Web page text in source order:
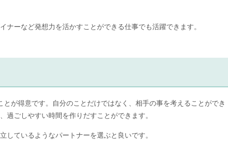
ナーなど発想力を活かすことができる仕事でも活躍できます。
とが得意です。自分のことだけではなく、相手の事を考えることができ
過ごしやすい時間を作りだすことができます。
ているようなパートナーを選ぶと良いです。